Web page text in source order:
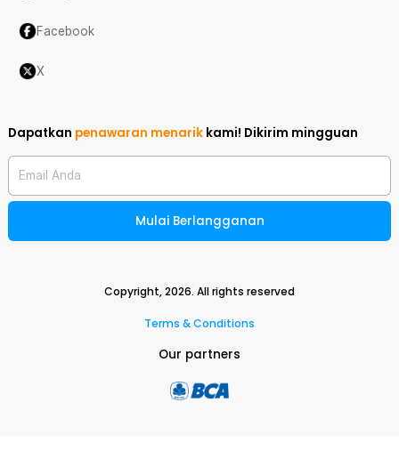
Facebook
X
Dapatkan penawaran menarik kami! Dikirim mingguan
Email Anda
Mulai Berlangganan
Copyright,2026. All rights reserved
Terms & Conditions
Our partners